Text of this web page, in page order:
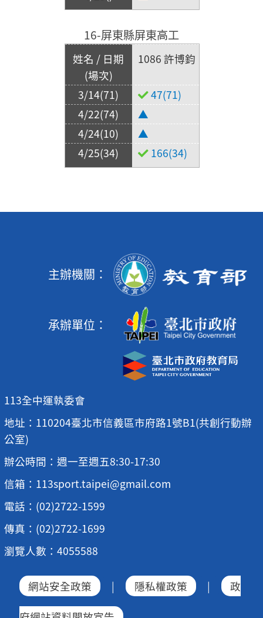
16-屏東縣屏東高工
1086 許博鈞
47(71)
▲
▲
166(34)
主辦機關：
承辦單位：
113全中運執委會
地址：110204臺北市信義區市府路1號B1(共創行動辦
公室)
辦公時間：週一至週五8:30-17:30
信箱：113sport.taipei@gmail.com
電話：(02)2722-1599
傳真：(02)2722-1699
瀏覽人數：4055588
網站安全政策 | 隱私權政策 | 政